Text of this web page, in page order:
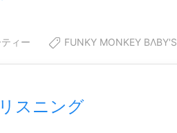
ィー FUNKY MONKEY BΛBY'S
スニング